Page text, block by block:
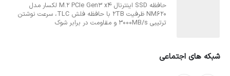
حافظه SSD اینترنال M.2 PCIe Gen3 x4 لکسار مدل
NM620 ظرفیت 2TB با حافظه فلش TLC، سرعت نوشتن
ترتیبی 3000MB/s و مقاومت در برابر شوک
شبکه های اجتماعی